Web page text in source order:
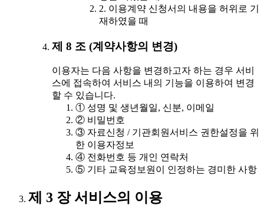
2. 이용계약 신청서의 내용을 허위로 기
재하였을 때
제 8 조 (계약사항의 변경)
이용자는 다음 사항을 변경하고자 하는 경우 서비
스에 접속하여 서비스 내의 기능을 이용하여 변경
할 수 있습니다.
① 성명 및 생년월일, 신분, 이메일
② 비밀번호
③ 자료신청 / 기관회원서비스 권한설정을 위
한 이용자정보
④ 전화번호 등 개인 연락처
⑤ 기타 교육정보원이 인정하는 경미한 사항
제 3 장 서비스의 이용